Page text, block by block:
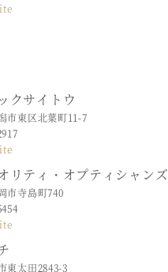
クサイトウ
市東区北葉町11-7
リティ・オプティシャンズ
市寺島町740
東太田2843-3